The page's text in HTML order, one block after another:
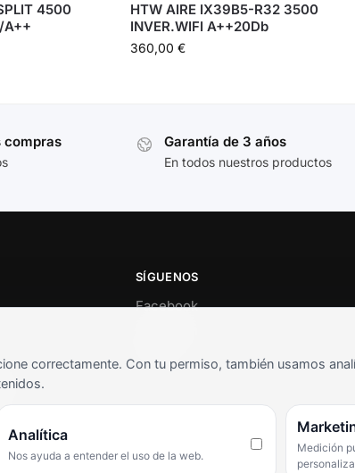
4500
A++
HTW AIRE IX39B5-R32 3500
INVER.WIFI A++20Db
360,00€
compras Garantía de 3 años
En todos nuestros productos
SÍGUENOS
Facebook
correctamente. Con tu permiso, también usamos
Analítica
Nos ayuda a entender el uso de la web.
Medición